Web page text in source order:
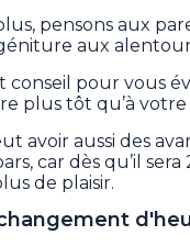
pensons aux
aux
conseil pour vous
plus tôt qu’à
avoir aussi des
car dès qu’il
de plaisir.